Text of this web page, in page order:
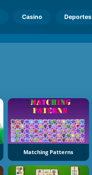
Casino Deportes
Matching Patterns